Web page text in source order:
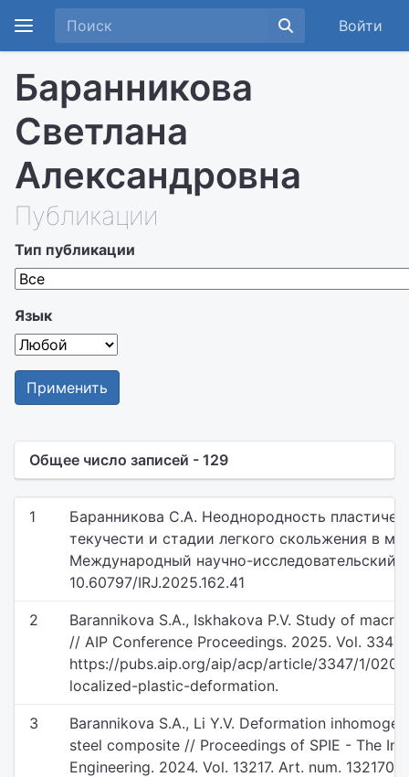
Войти
Баранникова
Светлана
Александровна
Публикации
Тип публикации
Язык
Применить
Общее число записей - 129
1
Баранникова С.А. Неоднородность
текучести и стадии легкого скольжения в
Международный научно-исследовательский
10.60797/IRJ.2025.162.41
2
Barannikova S.A., Iskhakova P.V. Study of
// AIP Conference Proceedings. 2025. Vol.
https://pubs.aip.org/aip/acp/article/3347/1/
localized-plastic-deformation.
3
Barannikova S.A., Li Y.V. Deformation
steel composite // Proceedings of SPIE - The
Engineering. 2024. Vol. 13217. Art. num. 1321706.